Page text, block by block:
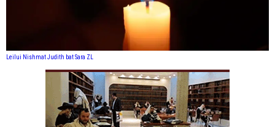
Leilui Nishmat Judith bat Sara ZL